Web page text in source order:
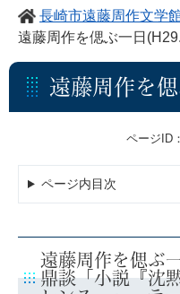
長崎市遠藤周作文学
遠藤周作を偲ぶ一日
本
遠藤周作を
ページID
ページ内目次
遠藤周作を偲ぶ
鼎談「小説『沈